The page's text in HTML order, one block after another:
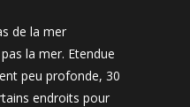
de la mer
la mer. Etendue
peu profonde, 30
endroits pour